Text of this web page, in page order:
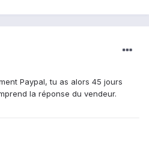
Paypal, tu as alors 45 jours
la réponse du vendeur.